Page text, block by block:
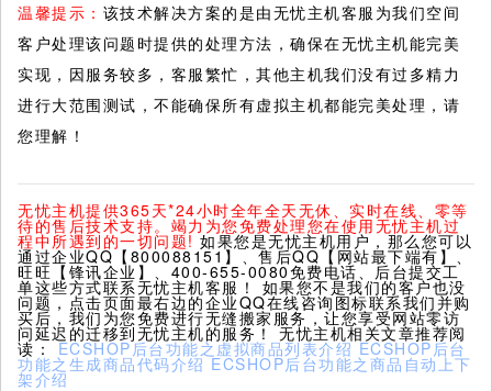
温馨提示： 该技术解决方案的是由无忧主机客服为我们空间
客户处理该问题时提供的处理方法，确保在无忧主机能完美
实现，因服务较多，客服繁忙，其他主机我们没有过多精力
进行大范围测试，不能确保所有虚拟主机都能完美处理，请
您理解！
无忧主机提供365天*24小时全年全天无休、实时在线、零等
待的售后技术支持。竭力为您免费处理您在使用无忧主机过
程中所遇到的一切问题!如果您是无忧主机用户，那么您可以
通过企业QQ【800088151】、售后QQ【网站最下端有】、
旺旺【锋讯企业】、400-655-0080免费电话、后台提交工
单这些方式联系无忧主机客服！ 如果您不是我们的客户也没
问题，点击页面最右边的企业QQ在线咨询图标联系我们并购
买后，我们为您免费进行无缝搬家服务，让您享受网站零访
问延迟的迁移到无忧主机的服务！ 无忧主机相关文章推荐阅
读：ECSHOP后台功能之虚拟商品列表介绍 ECSHOP后台
功能之生成商品代码介绍 ECSHOP后台功能之商品自动上下
架介绍